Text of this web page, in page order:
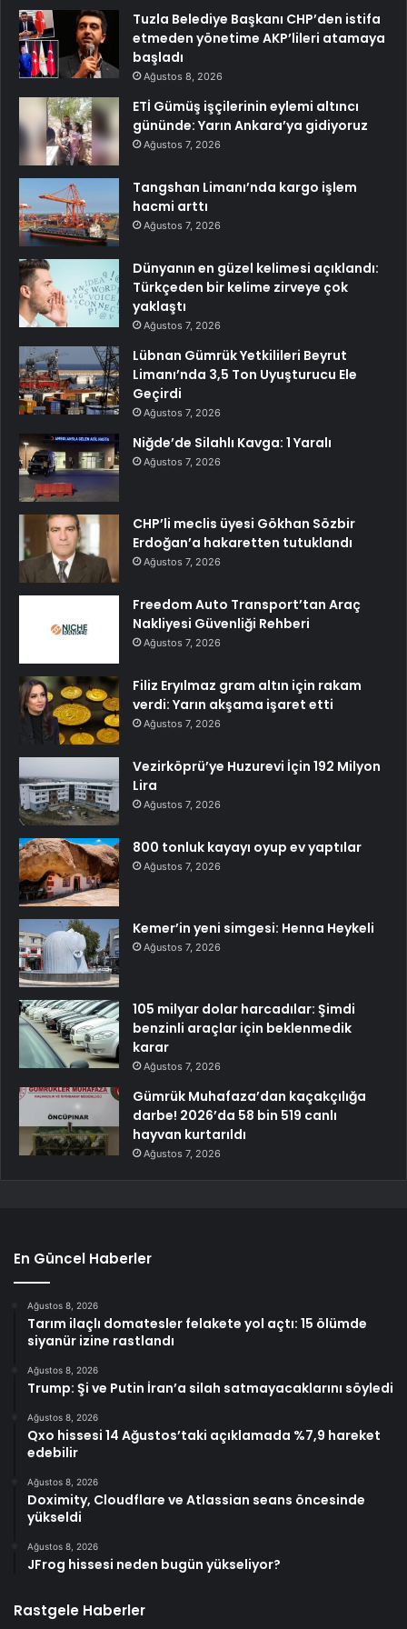
Tuzla Belediye Başkanı CHP’den istifa
etmeden yönetime AKP’lileri atamaya
başladı
Ağustos 8, 2026
ETİ Gümüş işçilerinin eylemi altıncı
gününde: Yarın Ankara’ya gidiyoruz
Ağustos 7, 2026
Tangshan Limanı’nda kargo işlem
hacmi arttı
Ağustos 7, 2026
Dünyanın en güzel kelimesi açıklandı:
Türkçeden bir kelime zirveye çok
yaklaştı
Ağustos 7, 2026
Lübnan Gümrük Yetkilileri Beyrut
Limanı’nda 3,5 Ton Uyuşturucu Ele
Geçirdi
Ağustos 7, 2026
Niğde’de Silahlı Kavga: 1 Yaralı
Ağustos 7, 2026
CHP’li meclis üyesi Gökhan Sözbir
Erdoğan’a hakaretten tutuklandı
Ağustos 7, 2026
Freedom Auto Transport’tan Araç
Nakliyesi Güvenliği Rehberi
Ağustos 7, 2026
Filiz Eryılmaz gram altın için rakam
verdi: Yarın akşama işaret etti
Ağustos 7, 2026
Vezirköprü’ye Huzurevi İçin 192 Milyon
Lira
Ağustos 7, 2026
800 tonluk kayayı oyup ev yaptılar
Ağustos 7, 2026
Kemer’in yeni simgesi: Henna Heykeli
Ağustos 7, 2026
105 milyar dolar harcadılar: Şimdi
benzinli araçlar için beklenmedik
karar
Ağustos 7, 2026
Gümrük Muhafaza’dan kaçakçılığa
darbe! 2026’da 58 bin 519 canlı
hayvan kurtarıldı
Ağustos 7, 2026
En Güncel Haberler
Ağustos 8, 2026
Tarım ilaçlı domatesler felakete yol açtı: 15 ölümde
siyanür izine rastlandı
Ağustos 8, 2026
Trump: Şi ve Putin İran’a silah satmayacaklarını söyledi
Ağustos 8, 2026
Qxo hissesi 14 Ağustos’taki açıklamada %7,9 hareket
edebilir
Ağustos 8, 2026
Doximity, Cloudflare ve Atlassian seans öncesinde
yükseldi
Ağustos 8, 2026
JFrog hissesi neden bugün yükseliyor?
Rastgele Haberler